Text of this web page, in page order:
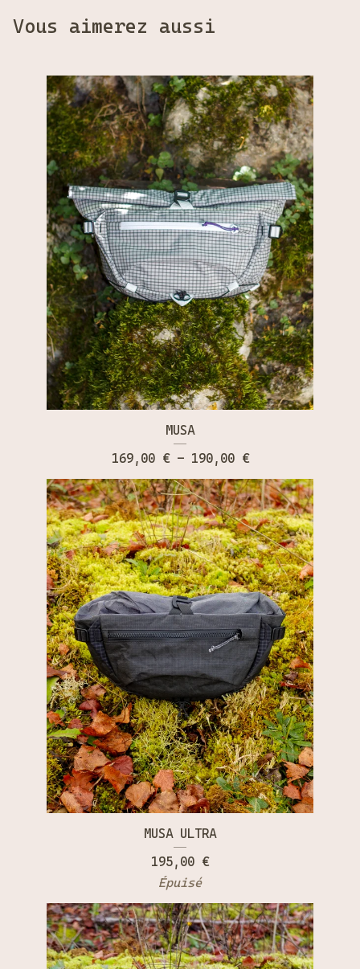
Vous aimerez aussi
MUSA
169,00 €- 190,00 €
MUSA ULTRA
195,00 €
Épuisé